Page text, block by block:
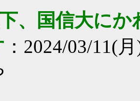
、国信大に
：2024/03/11(